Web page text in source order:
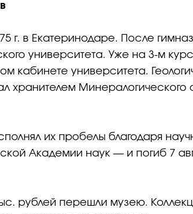
г. в Екатеринодаре. После
университета. Уже на 3‑м
кабинете университета.
Минералогического
их пробелы благодаря
Академии наук — и погиб 7
рублей перешли музею.